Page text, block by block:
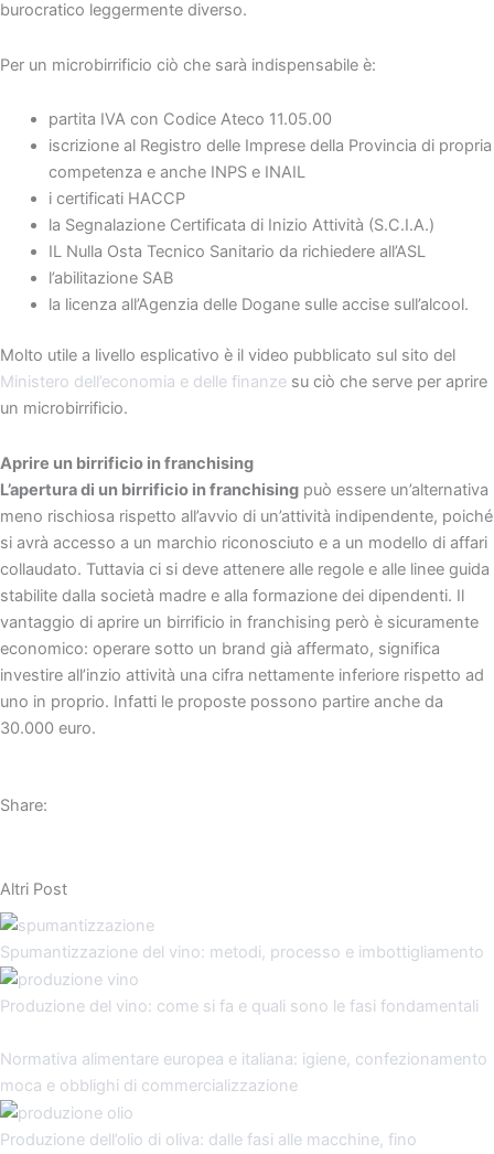
burocratico leggermente diverso.
Per un microbirrificio ciò che sarà indispensabile è:
partita IVA con Codice Ateco 11.05.00
iscrizione al Registro delle Imprese della Provincia di propria
competenza e anche INPS e INAIL
i certificati HACCP
la Segnalazione Certificata di Inizio Attività (S.C.I.A.)
IL Nulla Osta Tecnico Sanitario da richiedere all’ASL
l’abilitazione SAB
la licenza all’Agenzia delle Dogane sulle accise sull’alcool.
Molto utile a livello esplicativo è il video pubblicato sul sito del
Ministero dell’economia e delle finanze su ciò che serve per aprire
un microbirrificio.
Aprire un birrificio in franchising
L’apertura di un birrificio in franchising può essere un’alternativa
meno rischiosa rispetto all’avvio di un’attività indipendente, poiché
si avrà accesso a un marchio riconosciuto e a un modello di affari
collaudato. Tuttavia ci si deve attenere alle regole e alle linee guida
stabilite dalla società madre e alla formazione dei dipendenti. Il
vantaggio di aprire un birrificio in franchising però è sicuramente
economico: operare sotto un brand già affermato, significa
investire all’inzio attività una cifra nettamente inferiore rispetto ad
uno in proprio. Infatti le proposte possono partire anche da
30.000 euro.
Share:
Altri Post
Spumantizzazione del vino: metodi, processo e imbottigliamento
Produzione del vino: come si fa e quali sono le fasi fondamentali
Normativa alimentare europea e italiana: igiene, confezionamento
moca e obblighi di commercializzazione
Produzione dell’olio di oliva: dalle fasi alle macchine, fino